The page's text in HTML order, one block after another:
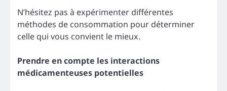
N’hésitez pas à expérimenter différentes
méthodes de consommation pour déterminer
celle qui vous convient le mieux.
Prendre en compte les interactions
médicamenteuses potentielles